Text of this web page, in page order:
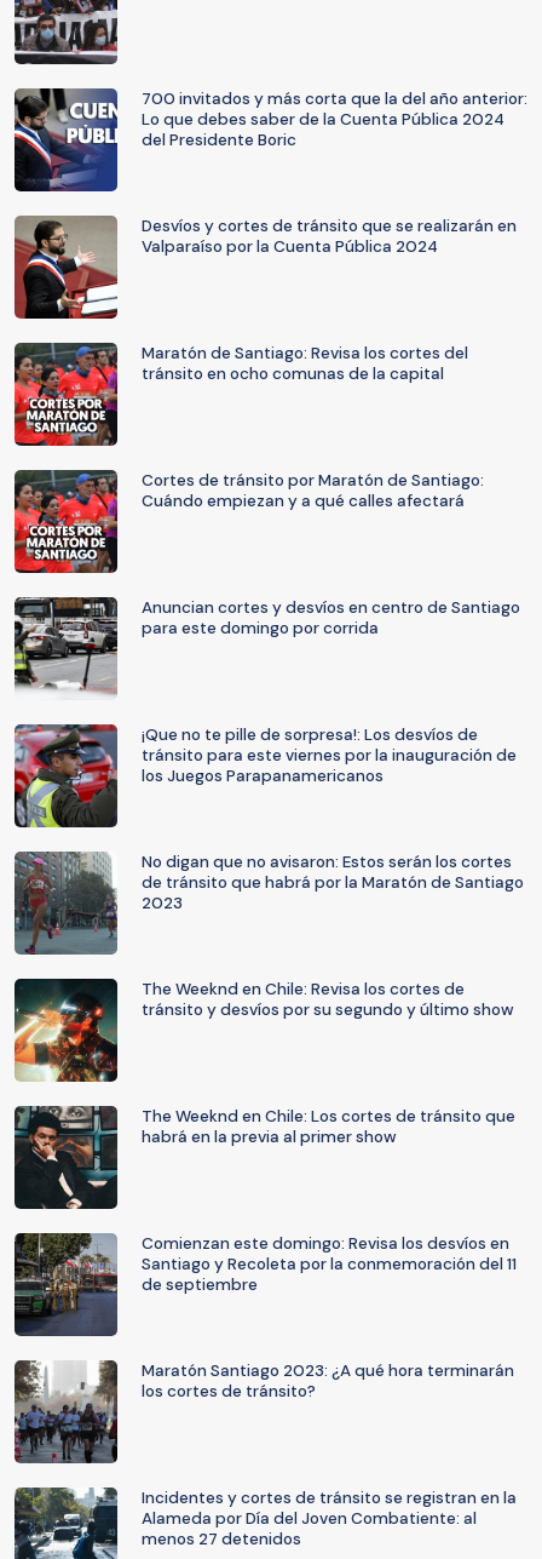
700 invitados y más corta que la del año anterior:
Lo que debes saber de la Cuenta Pública 2024
del Presidente Boric
Desvíos y cortes de tránsito que se realizarán en
Valparaíso por la Cuenta Pública 2024
Maratón de Santiago: Revisa los cortes del
tránsito en ocho comunas de la capital
Cortes de tránsito por Maratón de Santiago:
Cuándo empiezan y a qué calles afectará
Anuncian cortes y desvíos en centro de Santiago
para este domingo por corrida
¡Que no te pille de sorpresa!: Los desvíos de
tránsito para este viernes por la inauguración de
los Juegos Parapanamericanos
No digan que no avisaron: Estos serán los cortes
de tránsito que habrá por la Maratón de Santiago
2023
The Weeknd en Chile: Revisa los cortes de
tránsito y desvíos por su segundo y último show
The Weeknd en Chile: Los cortes de tránsito que
habrá en la previa al primer show
Comienzan este domingo: Revisa los desvíos en
Santiago y Recoleta por la conmemoración del 11
de septiembre
Maratón Santiago 2023: ¿A qué hora terminarán
los cortes de tránsito?
Incidentes y cortes de tránsito se registran en la
Alameda por Día del Joven Combatiente: al
menos 27 detenidos